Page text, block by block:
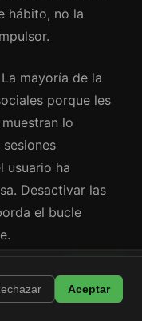
hábito, no la
mayoría de la
porque les
lo
usuario ha
Desactivar las
el bucle
recuperar el
cómo reducir el
Instalar
Aceptar